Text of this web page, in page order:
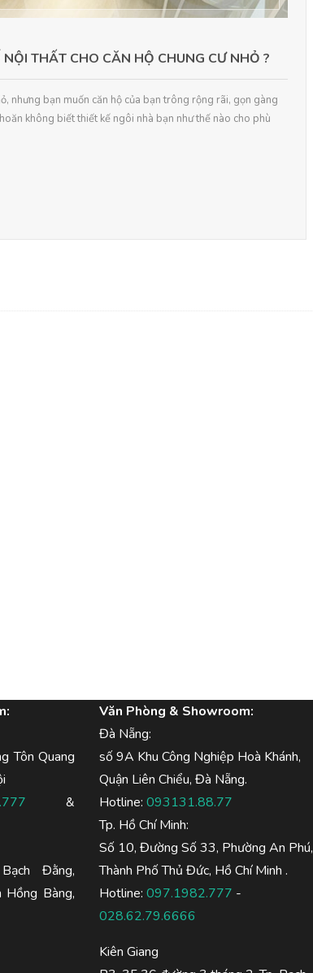
THẤT CHO CĂN HỘ CHUNG CƯ NHỎ ?
nhưng bạn muốn căn hộ của bạn trông rộng rãi, gọn gàng
không biết thiết kế ngôi nhà bạn như thế nào cho phù
Tôn Quang
&
Đằng,
Hồng Bàng,
Văn Phòng & Showroom:
Đà Nẵng:
số 9A Khu Công Nghiệp Hoà Khánh,
Quận Liên Chiểu, Đà Nẵng.
Hotline: 093131.88.77
Tp. Hồ Chí Minh:
Số 10, Đường Số 33, Phường An Phú,
Thành Phố Thủ Đức, Hồ Chí Minh .
Hotline: 097.1982.777 -
028.62.79.6666
Kiên Giang